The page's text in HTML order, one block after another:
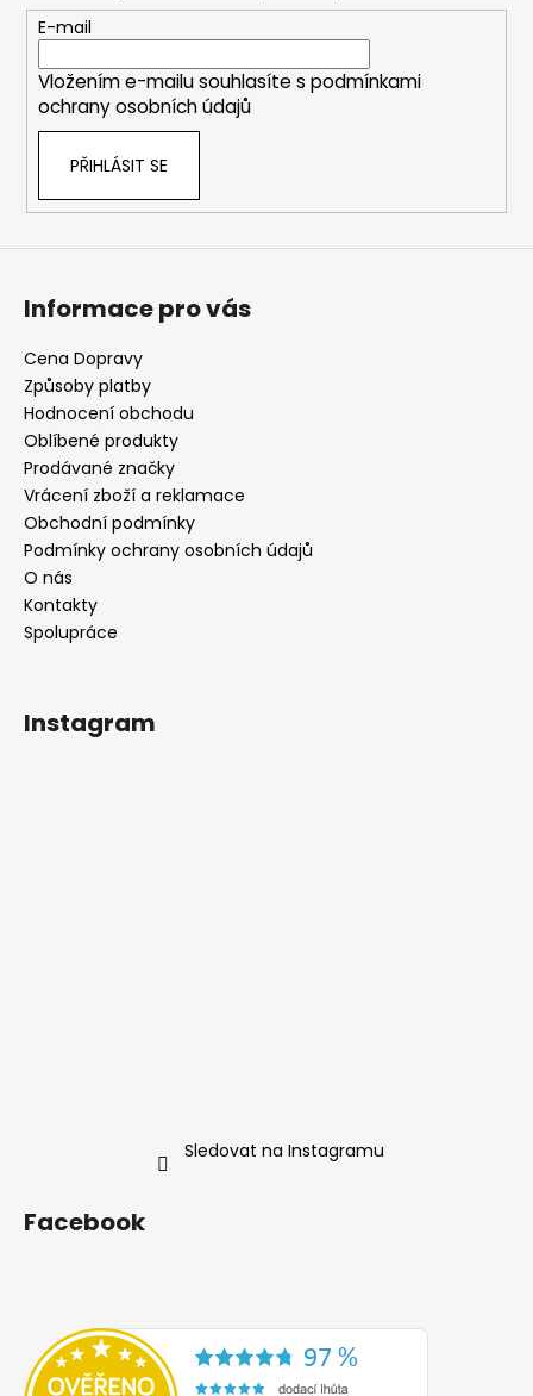
E-mail
Vložením e-mailu souhlasíte s podmínkami
ochrany osobních údajů
PŘIHLÁSIT SE
Informace pro vás
Cena Dopravy
Způsoby platby
Hodnocení obchodu
Oblíbené produkty
Prodávané značky
Vrácení zboží a reklamace
Obchodní podmínky
Podmínky ochrany osobních údajů
O nás
Kontakty
Spolupráce
Instagram
Sledovat na Instagramu
Facebook